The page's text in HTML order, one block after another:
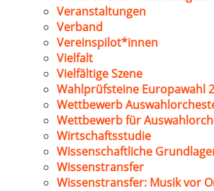
Veranstaltungen
Verband
Vereinspilot*innen
Vielfalt
Vielfältige Szene
Wahlprüfsteine Europawahl
Wettbewerb
Wettbewerb für
Wirtschaftsstudie
Wissenschaftliche
Wissenstransfer
Wissenstransfer: Musik vor